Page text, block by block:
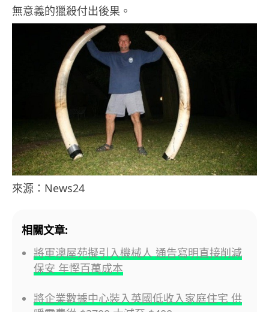
無意義的獵殺付出後果。
來源：News24
相關文章:
將軍澳屋苑擬引入機械人 通告寫明直接削減
保安 年慳百萬成本
將企業數據中心裝入英國低收入家庭住宅 供